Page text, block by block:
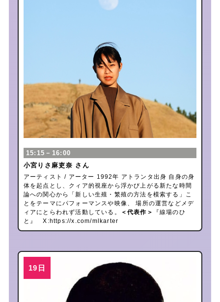
15:15－16:00
小宮りさ麻吏奈 さん
アーティスト / アーター 1992年 アトランタ出身 自身の身
体を起点とし、クィア的視座から浮かび上がる新たな時間
論への関心から「新しい生殖・繁殖の方法を模索する」こ
とをテーマにパフォーマンスや映像、 場所の運営などメデ
ィアにとらわれず活動している。
＜代表作＞
『線場のひ
と』 X:https://x.com/mlkarter